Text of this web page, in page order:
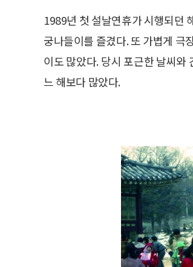
1989년 첫 설날연휴가 시행되던
궁나들이를 즐겼다. 또 가볍게 극
이도 많았다. 당시 포근한 날씨와
느 해보다 많았다.